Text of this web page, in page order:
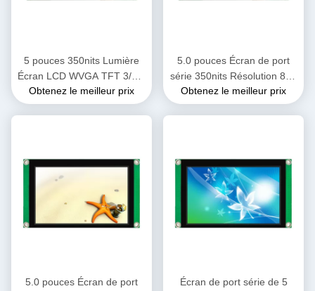
5 pouces 350nits Lumière
Écran LCD WVGA TFT 3/4 L
Interface SPI avec CTP
Obtenez le meilleur prix
5.0 pouces Écran de port
série 350nits Résolution 800
* 480 Modules LCD TFT
Compatibles avec Aduno /
Obtenez le meilleur prix
5.0 pouces Écran de port
Écran de port série de 5